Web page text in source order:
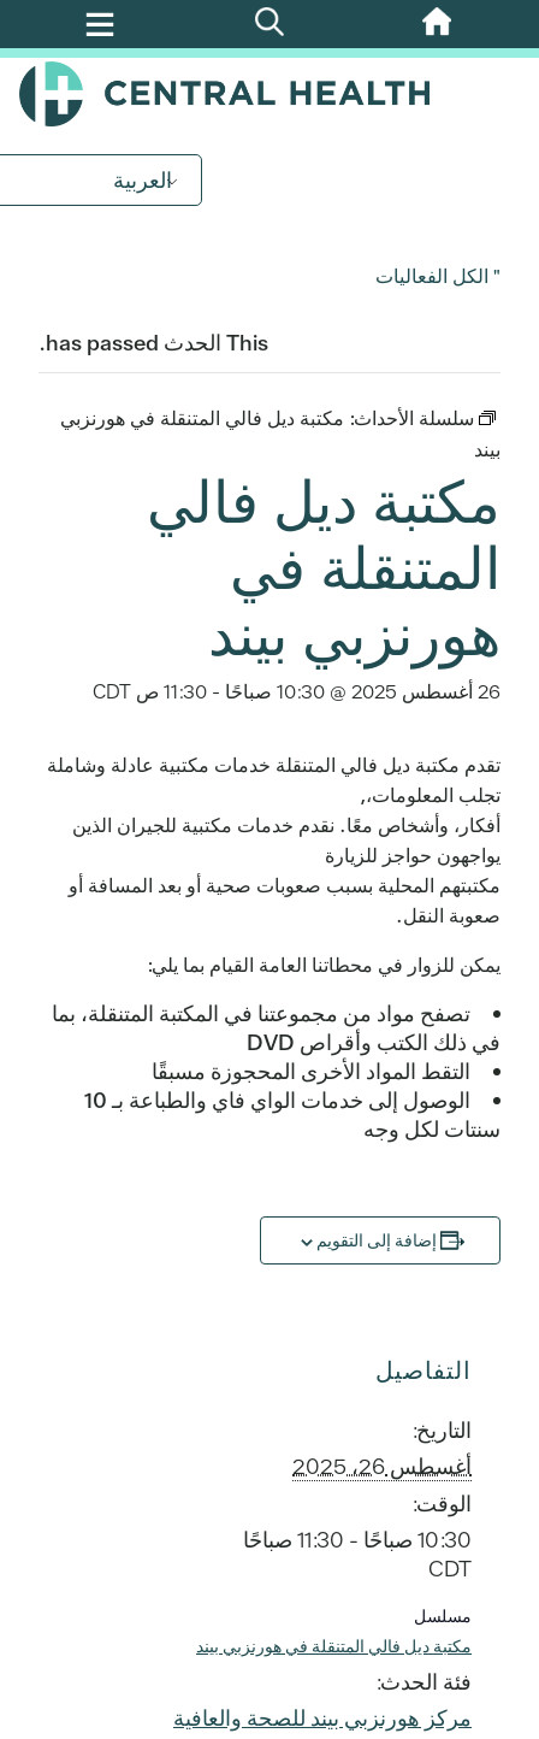
تخطي
العربية
" الكل الفعاليات
This الحدث has passed.
سلسلة الأحداث: مكتبة ديل فالي المتنقلة في هورنزبي
بيند
مكتبة ديل فالي
المتنقلة في
هورنزبي بيند
26 أغسطس 2025 @ 10:30 صباحًا - 11:30 ص CDT
تقدم مكتبة ديل فالي المتنقلة خدمات مكتبية عادلة وشاملة
تجلب المعلومات،,
أفكار، وأشخاص معًا. نقدم خدمات مكتبية للجيران الذين
يواجهون حواجز للزيارة
مكتبتهم المحلية بسبب صعوبات صحية أو بعد المسافة أو
صعوبة النقل.
يمكن للزوار في محطاتنا العامة القيام بما يلي:
تصفح مواد من مجموعتنا في المكتبة المتنقلة، بما
في ذلك الكتب وأقراص DVD
التقط المواد الأخرى المحجوزة مسبقًا
الوصول إلى خدمات الواي فاي والطباعة بـ 10
سنتات لكل وجه
إضافة إلى التقويم
التفاصيل
التاريخ:
أغسطس 26، 2025
الوقت:
10:30 صباحًا - 11:30 صباحًا
CDT
مسلسل
مكتبة ديل فالي المتنقلة في هورنزبي بيند
فئة الحدث:
مركز هورنزبي بيند للصحة والعافية